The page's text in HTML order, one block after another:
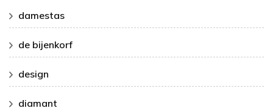
damestas
de bijenkorf
design
diamant